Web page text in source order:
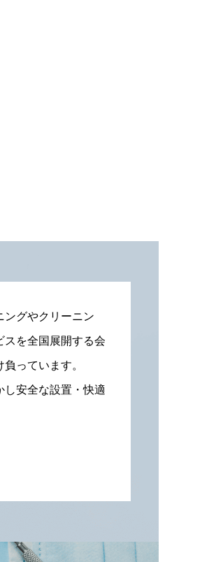
ングやクリーニン
を全国展開する会
っています。
安全な設置・快適